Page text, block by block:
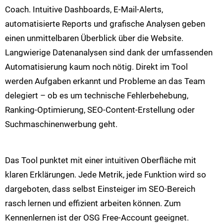
Coach. Intuitive Dashboards, E-Mail-Alerts,
automatisierte Reports und grafische Analysen geben
einen unmittelbaren Überblick über die Website.
Langwierige Datenanalysen sind dank der umfassenden
Automatisierung kaum noch nötig. Direkt im Tool
werden Aufgaben erkannt und Probleme an das Team
delegiert – ob es um technische Fehlerbehebung,
Ranking-Optimierung, SEO-Content-Erstellung oder
Suchmaschinenwerbung geht.
Das Tool punktet mit einer intuitiven Oberfläche mit
klaren Erklärungen. Jede Metrik, jede Funktion wird so
dargeboten, dass selbst Einsteiger im SEO-Bereich
rasch lernen und effizient arbeiten können. Zum
Kennenlernen ist der OSG Free-Account geeignet.